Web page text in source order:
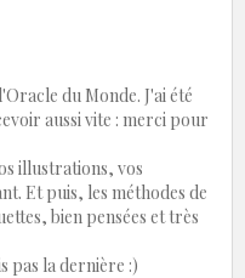
du Monde. J'ai été
aussi vite : merci pour
illustrations, vos
Et puis, les méthodes de
bien pensées et très
pas la dernière :)